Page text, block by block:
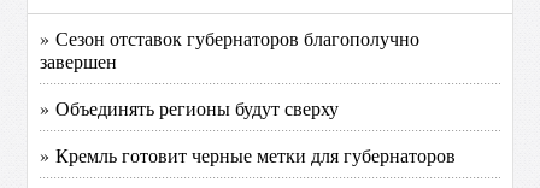
» Сезон отставок губернаторов благополучно
завершен
» Объединять регионы будут сверху
» Кремль готовит черные метки для губернаторов